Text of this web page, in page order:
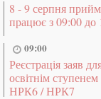
8 - 9 серпня
працює з 09:00 до
09:00
Реєстрація заяв
освітнім
НРК6 / НРК7